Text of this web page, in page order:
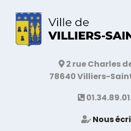
2 rue Charles
78640 Villiers-
Nous